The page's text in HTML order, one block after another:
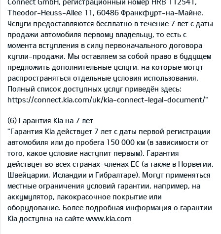
Theodor-Heuss-Allee 11, 60486 Франкфурт-на-Майне.
Услуги предоставляются бесплатно в течение 7 лет с даты
продажи автомобиля первому владельцу, то есть с
момента вступления в силу первоначального договора
купли-продажи. Мы оставляем за собой право в будущем
предложить дополнительные услуги, на которые могут
распространяться отдельные условия использования.
Полный список доступных услуг приведён здесь:
https://connect.kia.com/uk/kia-connect-legal-document/"
(6) Гарантия Kia на 7 лет
"Гарантия Kia действует 7 лет с даты первой регистрации
автомобиля или до пробега 150 000 км (в зависимости от
того, какое условие наступит первым). Гарантия
действует во всех странах-членах ЕС (а также в Норвегии,
Швейцарии, Исландии и Гибралтаре). Могут применяться
местные ограничения условий гарантии, например, на
аккумулятор, лакокрасочное покрытие или
оборудование. Более подробная информация о гарантии
Kia доступна на сайте www.kia.com